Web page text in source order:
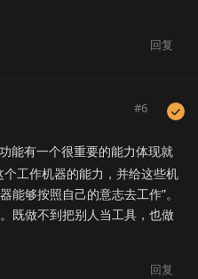
回复
#6
能有一个很重要的能力体现就
工作机器的能力，并给这些机
能够按照自己的意志去工作”。
既做不到把别人当工具，也做
回复